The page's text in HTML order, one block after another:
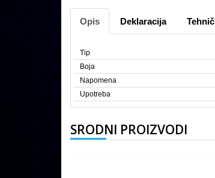
Opis Deklaracija
Tip
Boja
Napomena
Upotreba
SRODNI PROIZVODI